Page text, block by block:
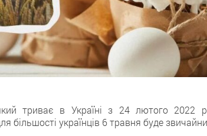
триває в Україні з 24 лютого 2022
більшості українців 6 травня буде